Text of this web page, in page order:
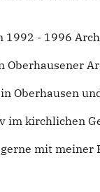
1992 - 1996
Oberhausener
Oberhausen
im kirchlichen
mit meiner